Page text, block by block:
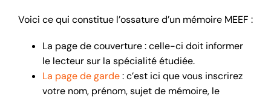
Voici ce qui constitue l’ossature d’un mémoire MEEF :
La page de couverture : celle-ci doit informer
le lecteur sur la spécialité étudiée.
La page de garde: c’est ici que vous inscrirez
votre nom, prénom, sujet de mémoire, le